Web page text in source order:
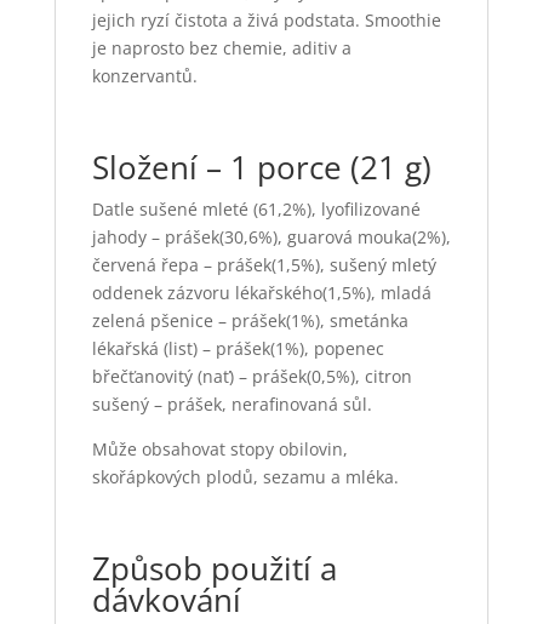
jejich ryzí čistota a živá podstata. Smoothie
je naprosto bez chemie, aditiv a
konzervantů.
Složení – 1 porce (21 g)
Datle sušené mleté (61,2%), lyofilizované
jahody – prášek(30,6%), guarová mouka(2%),
červená řepa – prášek(1,5%), sušený mletý
oddenek zázvoru lékařského(1,5%), mladá
zelená pšenice – prášek(1%), smetánka
lékařská (list) – prášek(1%), popenec
břečťanovitý (nať) – prášek(0,5%), citron
sušený – prášek, nerafinovaná sůl.
Může obsahovat stopy obilovin,
skořápkových plodů, sezamu a mléka.
Způsob použití a
dávkování